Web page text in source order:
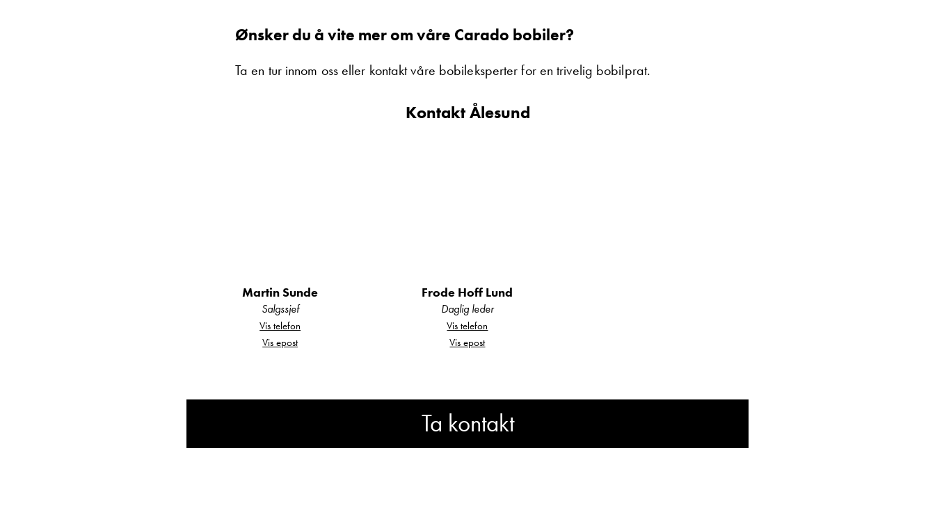
Ønsker du å vite mer om våre Carado bobiler?
Ta en tur innom oss eller kontakt våre bobileksperter for en trivelig bobilprat.
Kontakt Ålesund
Martin Sunde
Salgssjef
Vis telefon
Vis epost
Frode Hoff Lund
Daglig leder
Vis telefon
Vis epost
Ta kontakt